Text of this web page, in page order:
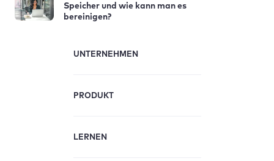
Speicher und wie kann man es
bereinigen?
UNTERNEHMEN
PRODUKT
LERNEN